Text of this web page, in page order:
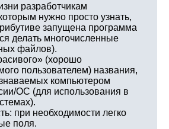
разработчикам
нужно просто узнать,
запущена программа
делать многочисленные
файлов).
(хорошо
пользователем) названия,
компьютером
ОС (для использования в
при необходимости легко
поля.